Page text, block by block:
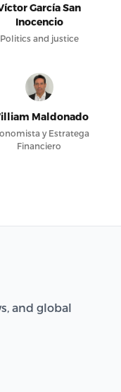
García San
Inocencio
Politics and justice
Maldonado
y Estratega
Financiero
and global